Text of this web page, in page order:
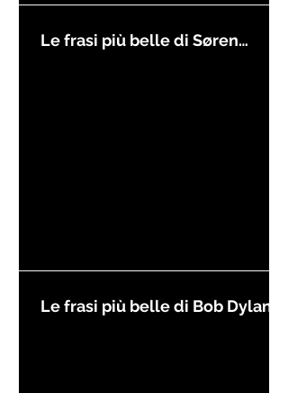
Le frasi più belle di Søren
Le frasi più belle di Bob Dylan